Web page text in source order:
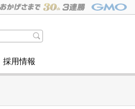
採用情報